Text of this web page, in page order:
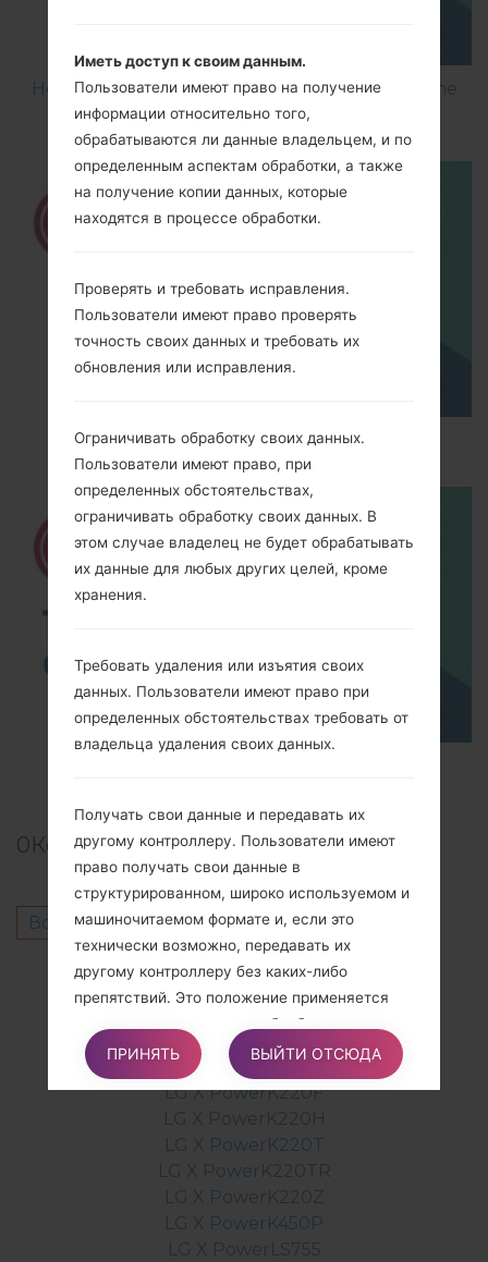
How to Flash Stock Firmware on LG Smartphone
using LG UP?
How to Hard Reset on LG G5 H850?
0Комментарии
Войдитечтобы оставить комментарий.
Другие модели из этой серии
LG X PowerF750K
LG X PowerK210
LG X PowerK212
LG X PowerK220F
LG X PowerK220H
LG X PowerK220T
LG X PowerK220TR
LG X PowerK220Z
LG X PowerK450P
LG X PowerLS755
Иметь доступ к своим данным.
Пользователи имеют право на получение
информации относительно того,
обрабатываются ли данные владельцем, и по
определенным аспектам обработки, а также
на получение копии данных, которые
находятся в процессе обработки.
Проверять и требовать исправления.
Пользователи имеют право проверять
точность своих данных и требовать их
обновления или исправления.
Ограничивать обработку своих данных.
Пользователи имеют право, при
определенных обстоятельствах,
ограничивать обработку своих данных. В
этом случае владелец не будет обрабатывать
их данные для любых других целей, кроме
хранения.
Требовать удаления или изъятия своих
данных. Пользователи имеют право при
определенных обстоятельствах требовать от
владельца удаления своих данных.
Получать свои данные и передавать их
другому контроллеру. Пользователи имеют
право получать свои данные в
структурированном, широко используемом и
машиночитаемом формате и, если это
технически возможно, передавать их
другому контроллеру без каких-либо
препятствий. Это положение применяется
при условии, что данные обрабатываются
автоматизированными средствами и
обработка базируется на согласии
пользователя, на контракте, частью которого
является пользователь, или на
преддоговорных обязательствах,
вытекающих из него.
Подавать жалобу. Пользователи имеют
ПРИНЯТЬ ВЫЙТИ ОТСЮДА